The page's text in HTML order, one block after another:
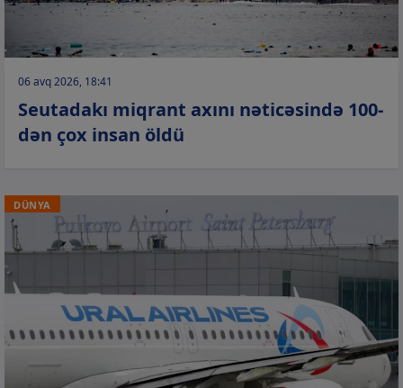
06 avq 2026, 18:41
Seutadakı miqrant axını nəticəsində 100-
dən çox insan öldü
DÜNYA